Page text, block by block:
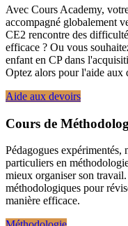
Avec Cours Academy,
accompagné globalement
CE2 rencontre des
efficace ? Ou vous
enfant en CP dans
Optez alors pour l'aide aux
Aide aux devoirs
Cours de
Pédagogues expérimentés,
particuliers en
mieux organiser son
méthodologiques pour
manière efficace.